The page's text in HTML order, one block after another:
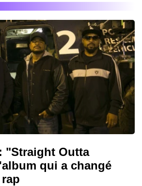
"Straight Outta
qui a changé